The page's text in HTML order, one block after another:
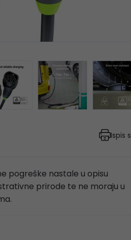
Ispis
pogreške nastale u opisu
prirode te ne moraju u